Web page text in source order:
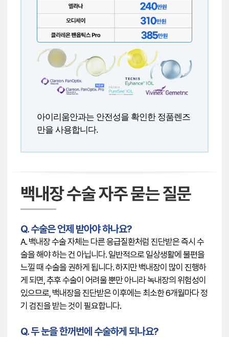
아이리움안과는 안전성을 확인한 정품렌즈
만을 사용합니다.
Q. 수술은 언제 받아야 하나요?
A. 백내장 수술 자체는 다른 응급질환처럼 진단받은 즉시 수
술을 해야 하는 건 아닙니다. 일반적으로 일상생활에 불편을
느낄 때 수술을 권하게 됩니다. 하지만 백내장이 많이 진행하
게 되면, 추후 수술이 어려울 뿐만 아니라 녹내장의 위험성이
있으므로, 백내장을 진단받은 이후에는 최소한 6개월마다 정
기 검진을 받는 것이 필요합니다.
Q. 두 눈을 한꺼번에 수술하게 되나요?